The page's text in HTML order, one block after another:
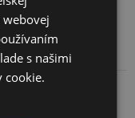
webovej
s našimi
cookie.